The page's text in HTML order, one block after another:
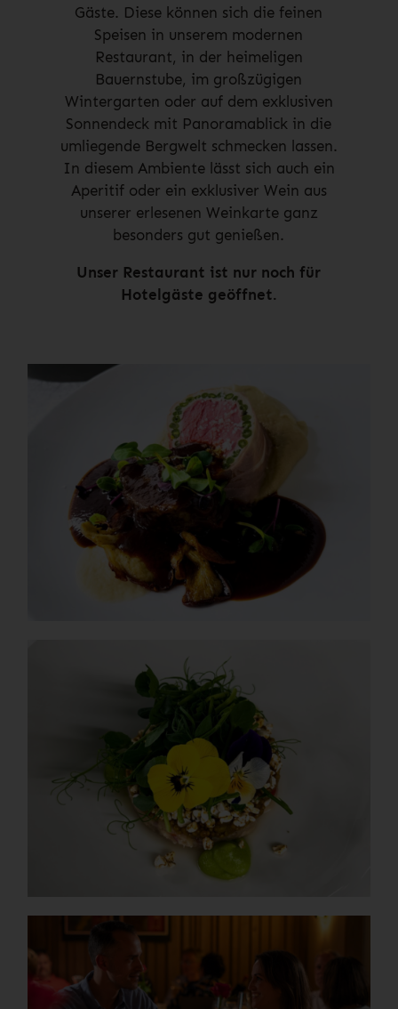
Gäste. Diese können sich die feinen
Speisen in unserem modernen
Restaurant, in der heimeligen
Bauernstube, im großzügigen
Wintergarten oder auf dem exklusiven
Sonnendeck mit Panoramablick in die
umliegende Bergwelt schmecken lassen.
In diesem Ambiente lässt sich auch ein
Aperitif oder ein exklusiver Wein aus
unserer erlesenen Weinkarte ganz
besonders gut genießen.
Unser Restaurant ist nur noch für
Hotelgäste geöffnet.